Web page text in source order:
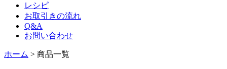
レシピ
お取引きの流れ
Q&A
お問い合わせ
ホーム > 商品一覧